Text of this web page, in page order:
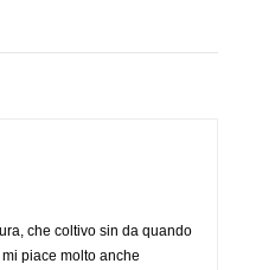
che coltivo sin da quando
piace molto anche